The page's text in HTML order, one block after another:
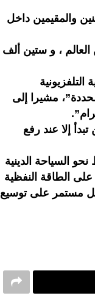
والمقيمين داخل
، و ستين ألف
مشيرا إلى
إلا عند رفع
السياحة الدينية
على الطاقة النفظية
مطلع 2030 لذلك تعمل بشكل مستمر على توسيع